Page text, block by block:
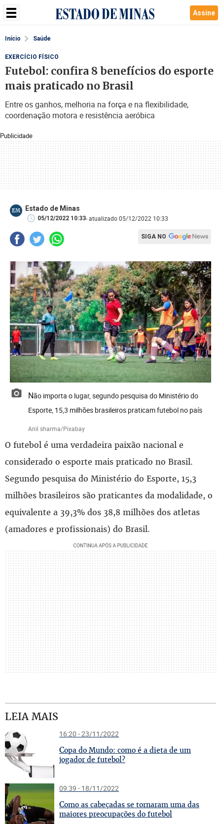
Assine
Início Saúde
Publicidade
EXERCÍCIO FÍSICO
Futebol: confira 8 benefícios do esporte
mais praticado no Brasil
Entre os ganhos, melhoria na força e na flexibilidade,
coordenação motora e resistência aeróbica
EM Estado de Minas
05/12/2022 10:33- atualizado 05/12/2022 10:33
SIGA NO
Não importa o lugar, segundo pesquisa do Ministério do
Esporte, 15,3 milhões brasileiros praticam futebol no país
Anil sharma/Pixabay
O futebol é uma verdadeira paixão nacional e
considerado o esporte mais praticado no Brasil.
Segundo pesquisa do Ministério do Esporte, 15,3
milhões brasileiros são praticantes da modalidade, o
equivalente a 39,3% dos 38,8 milhões dos atletas
(amadores e profissionais) do Brasil.
LEIA MAIS
16:20 - 23/11/2022
Copa do Mundo: como é a dieta de um
jogador de futebol?
09:39 - 18/11/2022
Como as cabeçadas se tornaram uma das
maiores preocupações do futebol